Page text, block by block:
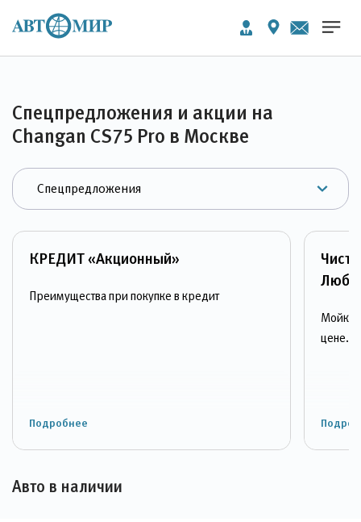
Спецпредложения и акции на
Changan CS75 Pro в Москве
КРЕДИТ «Акционный»
Преимущества при покупке в кредит
Подробнее
Мойка
цене.
Авто в наличии